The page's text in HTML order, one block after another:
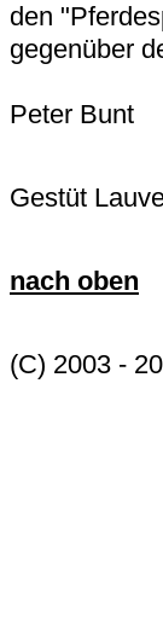
den
gegenüber
Peter Bunt
Gestüt
nach oben
(C) 2003 -